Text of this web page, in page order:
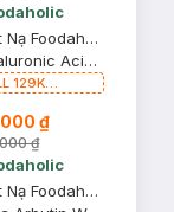
Mặt Nạ Foodaholic Hyaluronic Acid Cấp Ẩm Đa Tầng 23ml
Hyaluronic Acid Hydrating Mask
129K
5 Mặt
Foodaholic
Ẩm, Phục Hồi
₫
₫
Mặt Nạ Foodaholic Arbutin Dưỡng Sáng & Làm Đều Màu Da 23ml